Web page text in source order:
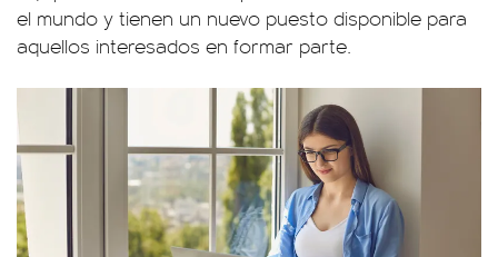
el mundo y tienen un nuevo puesto disponible para
aquellos interesados en formar parte.